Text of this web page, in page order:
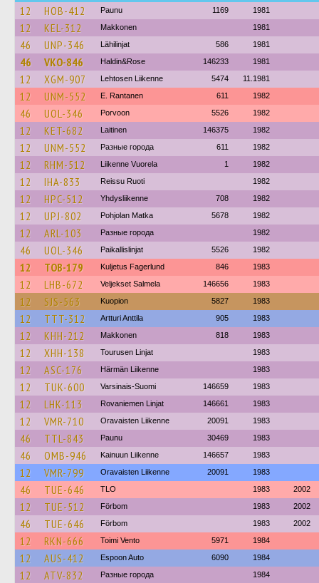
12
HOB-412 Paunu 1169 1981
12 KEL-312 Makkonen 1981
46 UNP-346 Lähilinjat 586 1981
46 VKO-846 Haldin&Rose 146233 1981
12 XGM-907 Lehtosen Liikenne 5474 11.1981
12 UNM-552 E. Rantanen 611 1982
46 UOL-346 Porvoon 5526 1982
12 KET-682 Laitinen 146375 1982
12 UNM-552 Разные города 611 1982
12 RHM-512 Liikenne Vuorela 1 1982
12 IHA-833 Reissu Ruoti 1982
12 HPC-512 Yhdysliikenne 708 1982
12 UPJ-802 Pohjolan Matka 5678 1982
12 ARL-103 Разные города 1982
46 UOL-346 Paikallislinjat 5526 1982
12 TOB-179 Kuljetus Fagerlund 846 1983
12 LHB-672 Veljekset Salmela 146656 1983
12 SJS-563 Kuopion 5827 1983
12 TTT-312 Artturi Anttila 905 1983
12 KHH-212 Makkonen 818 1983
12 XHH-138 Tourusen Linjat 1983
12 ASC-176 Härmän Liikenne 1983
12 TUK-600 Varsinais-Suomi 146659 1983
12 LHK-113 Rovaniemen Linjat 146661 1983
12 VMR-710 Oravaisten Liikenne 20091 1983
46 TTL-843 Paunu 30469 1983
46 OMB-946 Kainuun Liikenne 146657 1983
12 VMR-799 Oravaisten Liikenne 20091 1983
46 TUE-646 TLO 1983 2002
12 TUE-512 Förbom 1983 2002
46 TUE-646 Förbom 1983 2002
12 RKN-666 Toimi Vento 5971 1984
12 AUS-412 Espoon Auto 6090 1984
12 ATV-832 Разные города 1984